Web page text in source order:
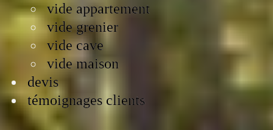
vide appartement
vide grenier
vide cave
vide maison
devis
témoignages clients